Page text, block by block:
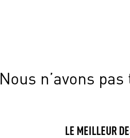
Nous n’avons
LE MEILLEUR